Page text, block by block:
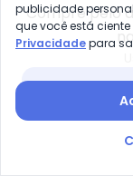
Blusa de
Canrlado (Bege)
Compre pelo
publicidade
que você está
Privacidadepara